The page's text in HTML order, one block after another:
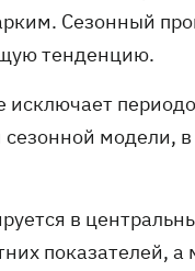
Сезонный
тенденцию.
исключает
модели,
в
показателей,